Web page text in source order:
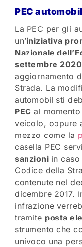
PEC
La PEC per gli
un’iniziativa
Nazionale
settembre
aggiornamento
Strada. La
automobilisti
PEC al
veicolo, oppure
mezzo come la
casella PEC
sanzioni in
Codice della
contenute nel
dicembre 2017.
infrazione
tramite posta
strumento che
univoco una